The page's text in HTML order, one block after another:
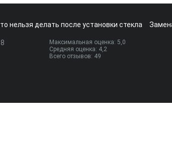
нельзя делать после установки стекла
Максимальная оценка: 5,0
Средняя оценка: 4,2
Всего отзывов: 49